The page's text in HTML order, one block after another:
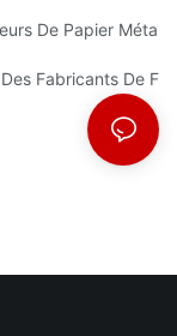
Principaux
De Papier
BOPP Est
Fabricants De